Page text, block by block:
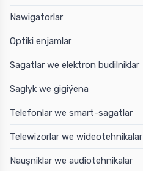
Nawigatorlar
Optiki enjamlar
Sagatlar we elektron budilniklar
Saglyk we gigiýena
Telefonlar we smart-sagatlar
Telewizorlar we wideotehnikalar
Nauşniklar we audiotehnikalar